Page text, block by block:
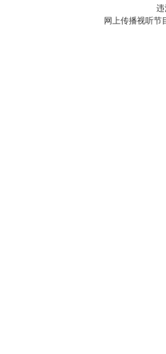
违
网上传播视听节